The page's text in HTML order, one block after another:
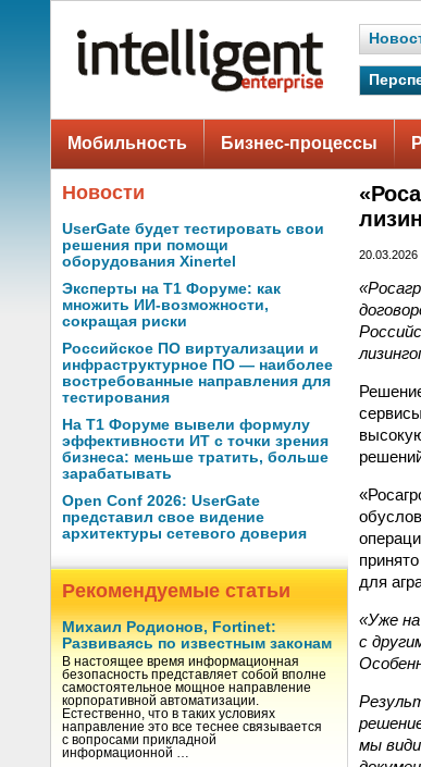
Мобильность Бизнес-процессы
Новости
UserGate будет тестировать свои
решения при помощи
оборудования Xinertel
Эксперты на Т1 Форуме: как
множить ИИ-возможности,
сокращая риски
Российское ПО виртуализации и
инфраструктурное ПО — наиболее
востребованные направления для
тестирования
На Т1 Форуме вывели формулу
эффективности ИТ с точки зрения
бизнеса: меньше тратить, больше
зарабатывать
Open Conf 2026: UserGate
представил свое видение
архитектуры сетевого доверия
Рекомендуемые статьи
Михаил Родионов, Fortinet:
Развиваясь по известным законам
В настоящее время информационная
безопасность представляет собой вполне
самостоятельное мощное направление
корпоративной автоматизации.
Естественно, что в таких условиях
направление это все теснее связывается
с вопросами прикладной
информационной …
20.03.2026
для
«Уже
с
мы